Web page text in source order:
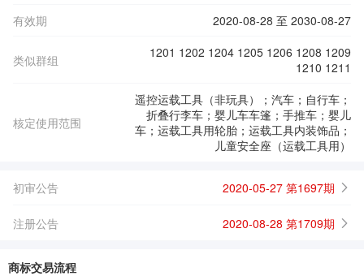
有效期
2020-08-28 至 2030-08-27
类似群组
1201 1202 1204 1205 1206 1208 1209
1210 1211
核定使用范围
遥控运载工具（非玩具）；汽车；自行车；
折叠行李车；婴儿车车篷；手推车；婴儿
车；运载工具用轮胎；运载工具内装饰品；
儿童安全座（运载工具用）
初审公告 2020-05-27 第1697期
注册公告 2020-08-28 第1709期
商标交易流程